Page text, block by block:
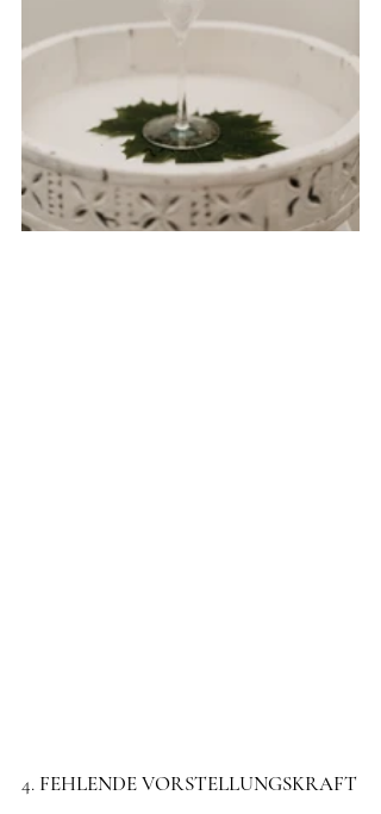
4. FEHLENDE VORSTELLUNGSKRAFT